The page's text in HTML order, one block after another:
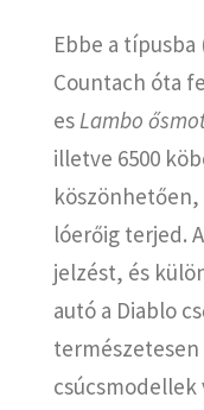
Ebbe a
Countach óta
esLambo
illetve 6500
köszönhetően,
lóerőig terjed.
jelzést, és
autó a Diablo
természetesen